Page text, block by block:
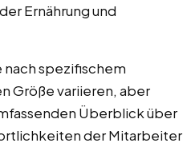
Ernährung und
nach spezifischem
Größe variieren, aber
Überblick über
der Mitarbeiter